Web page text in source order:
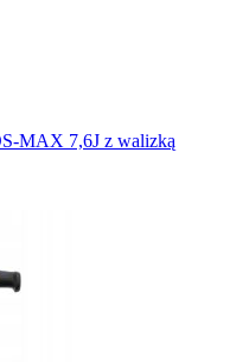
MAX 7,6J z walizką